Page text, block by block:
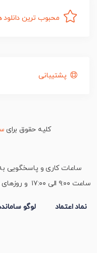
محبوب ترین دانلود
پشتیبانی
کلیه حقوق برای
ساعات کاری و پاسخگویی
ساعت ۹:۰۰ الی ۱۷:۰۰ و روزهای پنجشنبه از ساعت ۹:۰۰ الی ۱۳:۰۰ می باشد.
نماد اعتماد لوگو